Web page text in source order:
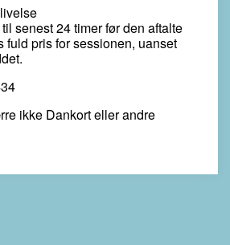
senest 24 timer før den aftalte
fuld pris for sessionen, uanset
ikke Dankort eller andre